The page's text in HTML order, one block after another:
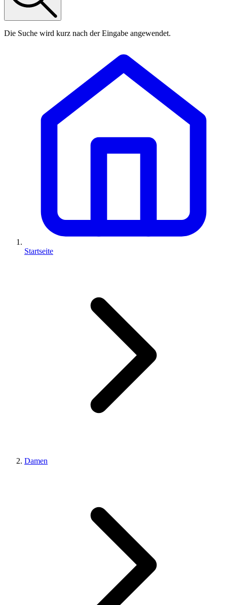
Die Suche wird kurz nach der Eingabe angewendet.
Startseite
Damen